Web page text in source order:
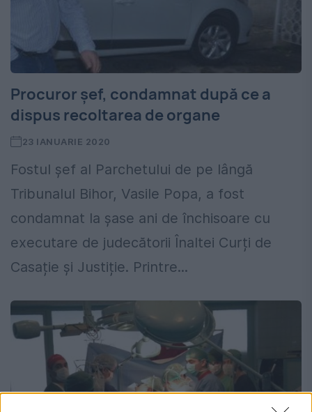
Procuror șef, condamnat după ce a
dispus recoltarea de organe
23 IANUARIE 2020
Fostul șef al Parchetului de pe lângă
Tribunalul Bihor, Vasile Popa, a fost
condamnat la șase ani de închisoare cu
executare de judecătorii Înaltei Curți de
Casație și Justiție. Printre...